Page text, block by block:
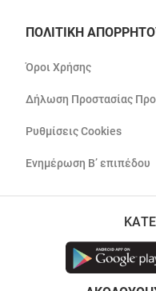
ΠΟΛΙΤΙΚΗ
Όροι Χρήσης
Δήλωση Προστασίας
Ρυθμίσεις Cookies
Ενημέρωση Β’ επιπέδου